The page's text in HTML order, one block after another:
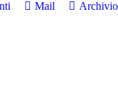
Mail
Archivio